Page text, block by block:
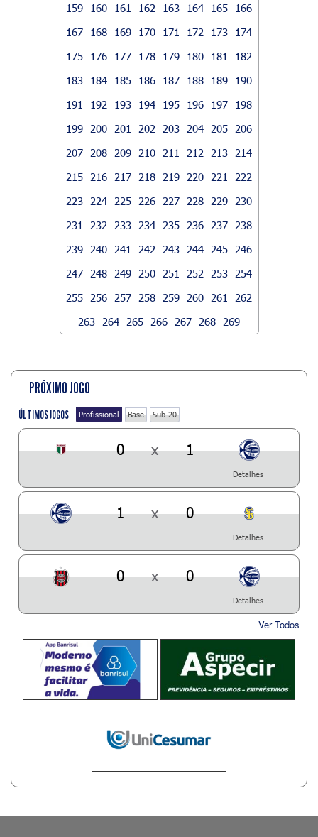
159
160 161 162 163 164 165
166
167
168 169 170 171 172 173
174
175
176 177 178 179 180 181
182
183
184 185 186 187 188 189
190
191
192 193 194 195 196 197
198
199
200 201 202 203 204 205
206
207
208 209 210 211 212 213
214
215
216 217 218 219 220 221
222
223
224 225 226 227 228 229
230
231
232 233 234 235 236 237
238
239
240 241 242 243 244 245
246
247
248 249 250 251 252 253
254
255
256 257 258 259 260 261
262
263
264 265 266 267 268 269
PRÓXIMO JOGO
ÚLTIMOS JOGOS Profissional Base Sub-20
0 x 1
Detalhes
1 x 0
Detalhes
0 x 0
Detalhes
Ver Todos